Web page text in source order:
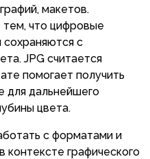
макетов.
что цифровые
с
JPG считается
помогает получить
для дальнейшего
цвета.
с форматами и
графического